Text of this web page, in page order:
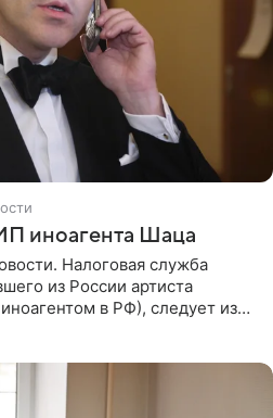
иноагента Шаца
Налоговая служба
из России артиста
в РФ), следует из